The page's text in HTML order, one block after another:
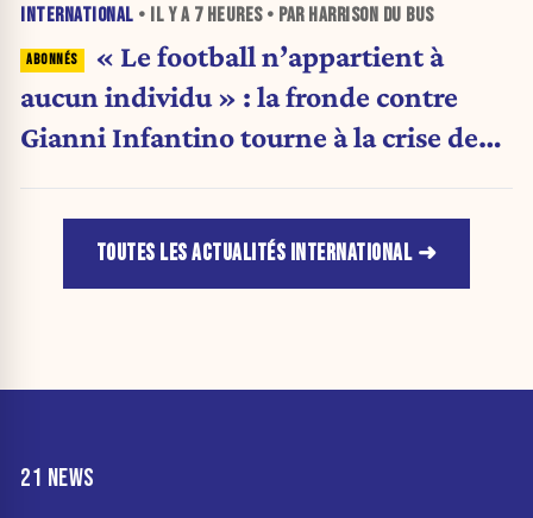
INTERNATIONAL • IL Y A 7 HEURES• PAR HARRISON DU BUS
« Le football n’appartient à
aucun individu » : la fronde contre
Gianni Infantino tourne à la crise de
TOUTES LES ACTUALITÉS INTERNATIONAL
21 NEWS